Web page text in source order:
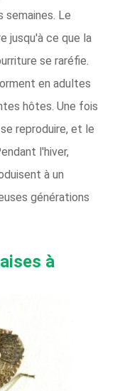
semaines. Le
jusqu'à ce que la
se raréfie.
en adultes
hôtes. Une fois
reproduire, et le
l'hiver,
à un
générations
à